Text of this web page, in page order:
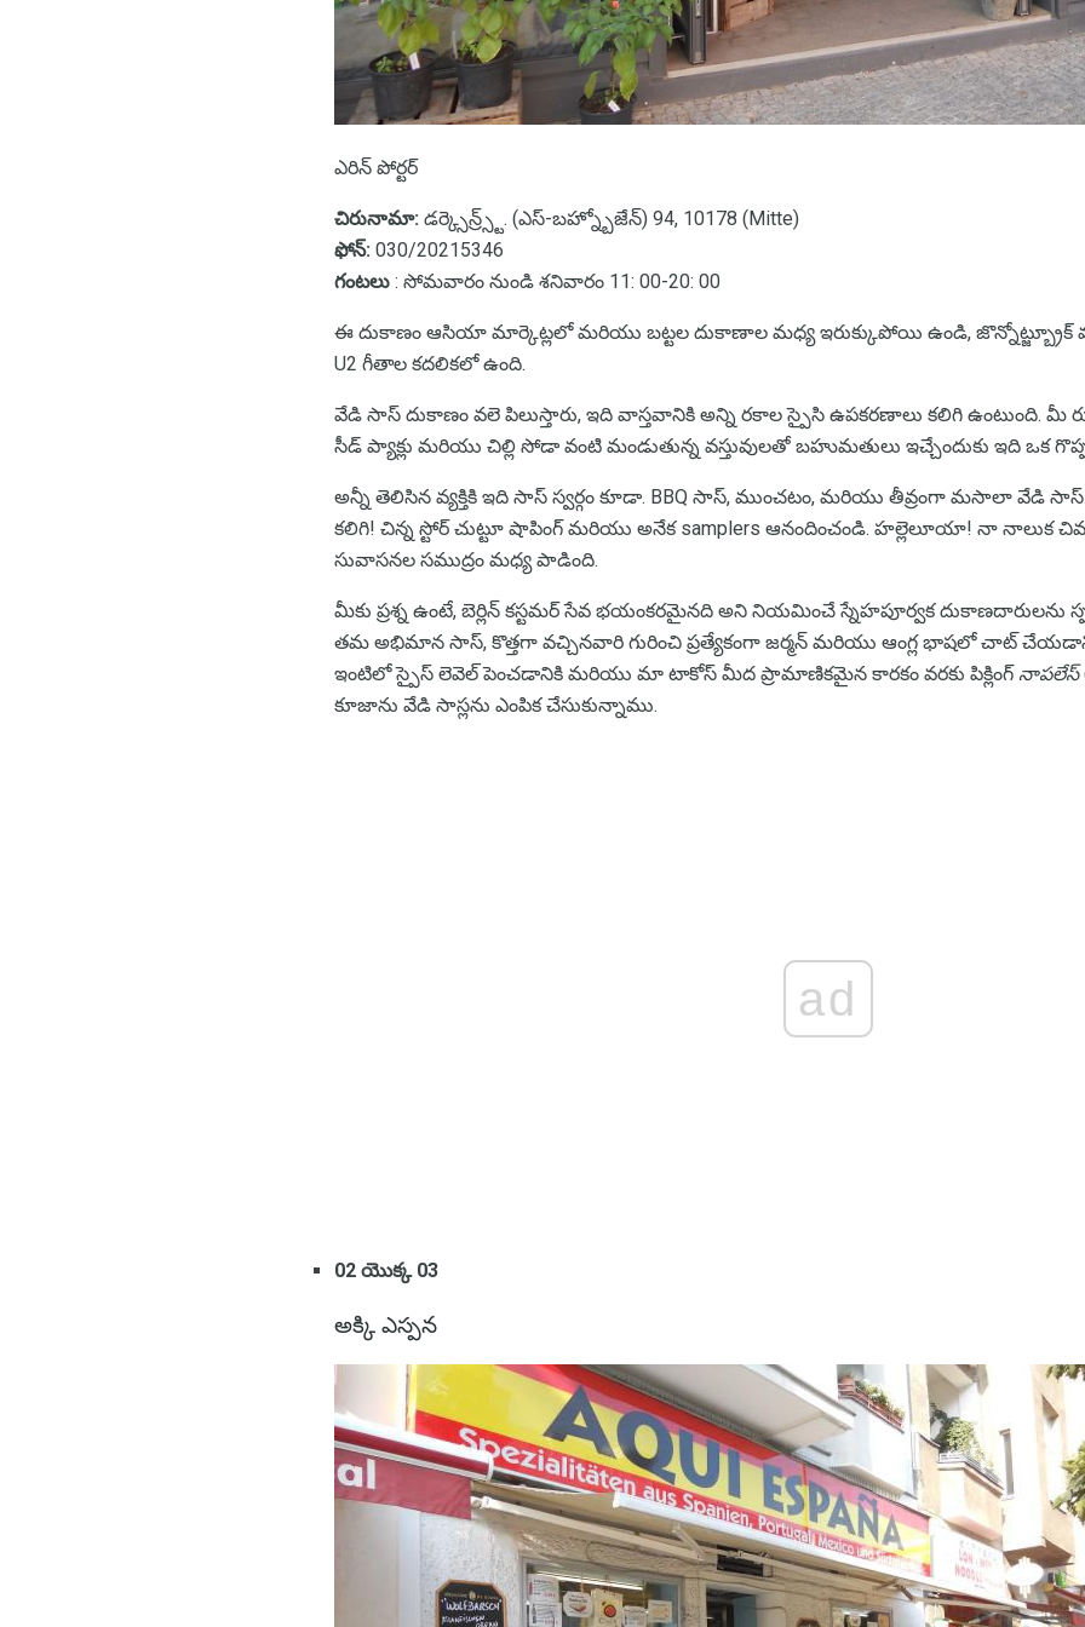
ఎరిన్ పోర్టర్
చిరునామా: డర్క్సెన్ర్స్ట్. (ఎస్-బహ్న్బోజేన్) 94, 10178 (Mitte)
ఫోన్: 030/20215346
గంటలు : సోమవారం నుండి శనివారం 11: 00-20: 00
ఈ దుకాణం ఆసియా మార్కెట్లలో మరియు బట్టల దుకాణాల మధ్య ఇరుక్కుపోయి ఉండి, జొన్నోట్జ్బ్రూక్
U2 గీతాల కదలికలో ఉంది.
వేడి సాస్ దుకాణం వలె పిలుస్తారు, ఇది వాస్తవానికి అన్ని రకాల స్పైసి ఉపకరణాలు కలిగి ఉంటుంది. మీ
సీడ్ ప్యాక్లు మరియు చిల్లి సోడా వంటి మండుతున్న వస్తువులతో బహుమతులు ఇచ్చేందుకు ఇది ఒక గొప్ప
అన్నీ తెలిసిన వ్యక్తికి ఇది సాస్ స్వర్గం కూడా. BBQ సాస్, ముంచటం, మరియు తీవ్రంగా మసాలా వేడి
కలిగి! చిన్న స్టోర్ చుట్టూ షాపింగ్ మరియు అనేక samplers ఆనందించండి. హల్లెలూయా! నా నాలుక
సువాసనల సముద్రం మధ్య పాడింది.
మీకు ప్రశ్న ఉంటే, బెర్లిన్ కస్టమర్ సేవ భయంకరమైనది అని నియమించే స్నేహపూర్వక దుకాణదారులను
తమ అభిమాన సాస్, కొత్తగా వచ్చినవారి గురించి ప్రత్యేకంగా జర్మన్ మరియు ఆంగ్ల భాషలో చాట్
ఇంటిలో స్పైస్ లెవెల్ పెంచడానికి మరియు మా టాకోస్ మీద ప్రామాణికమైన కారకం వరకు పిక్లింగ్ నాపలేస్
కూజాను వేడి సాస్లను ఎంపిక చేసుకున్నాము.
ad
02 యొక్క 03
అక్కి ఎస్పన